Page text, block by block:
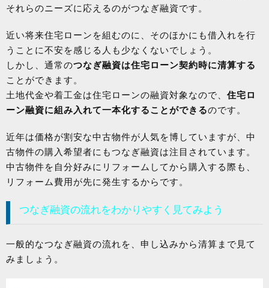
それらのニーズに応えるのがつなぎ融資です。
近い将来住宅ローンを組むのに、そのほかにも借入れを行
うことに不安を感じる人も少なくないでしょう。
しかし、通常のつなぎ融資は住宅ローン契約時に清算する
ことができます。
土地代金や着工金は住宅ローンの融資対象なので、 住宅ロ
ーン融資に組み入れて一本化することができるのです。
近年は価格が割安な中古物件が人気を博していますが、中
古物件の購入希望者にもつなぎ融資は注目されています。
中古物件を自分好みにリフォームしてから購入する際も、
リフォーム費用が先に発生するからです。
つなぎ融資の流れをわかりやすく見てみよう
一般的なつなぎ融資の流れを、申し込みから清算まで見て
みましょう。